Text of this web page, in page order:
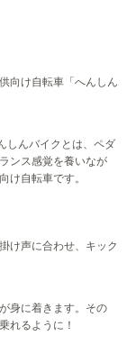
向け自転車「へんしん
しんバイクとは、ペダ
ンス感覚を養いなが
け自転車です。
け声に合わせ、キック
身に着きます。その
れるように！